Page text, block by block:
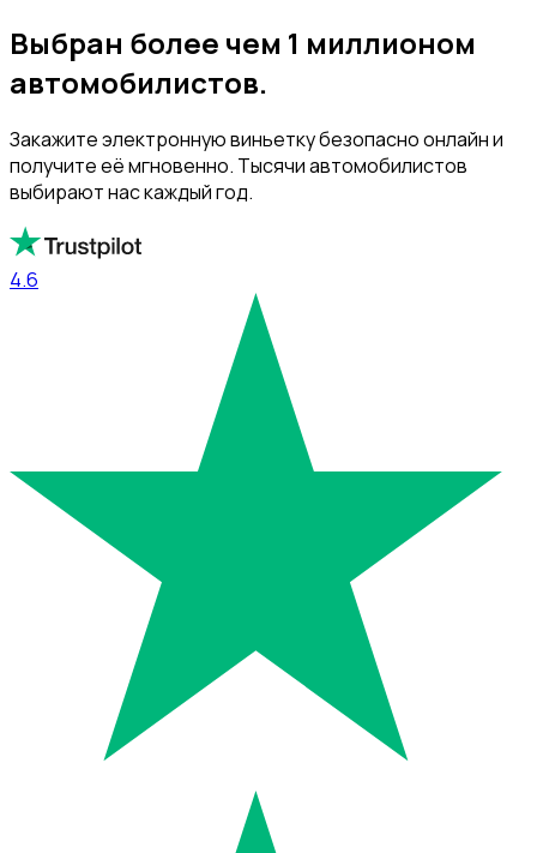
Выбран более чем 1 миллионом
автомобилистов.
Закажите электронную виньетку безопасно онлайн и
получите её мгновенно. Тысячи автомобилистов
выбирают нас каждый год.
4.6